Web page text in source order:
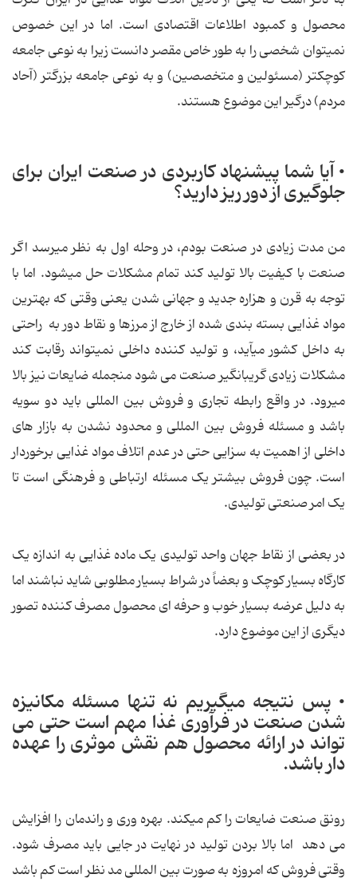
محصول و کمبود اطلاعات اقتصادی است. اما در این خصوص
نمی‏توان شخصی را به طور خاص مقصر دانست زیرا به نوعی جامعه
کوچکتر (مسئولین و متخصصین) و به نوعی جامعه بزرگتر (آحاد
مردم) درگیر این موضوع هستند.
• آیا شما پیشنهاد کاربردی در صنعت ایران برای
جلوگیری از دور ریز دارید؟
من مدت زیادی در صنعت بودم، در وحله اول به نظر می‏رسد اگر
صنعت با کیفیت بالا تولید کند تمام مشکلات حل می‏شود. اما با
توجه به قرن و هزاره جدید و جهانی شدن یعنی وقتی که بهترین
مواد غذایی بسته بندی شده از خارج از مرزها و نقاط دور به راحتی
به داخل کشور می‏آید، و تولید کننده داخلی نمی‏تواند رقابت کند
مشکلات زیادی گریبانگیر صنعت می شود منجمله ضایعات نیز بالا
می‏رود. در واقع رابطه تجاری و فروش بین المللی باید دو سویه
باشد و مسئله فروش بین المللی و محدود نشدن به بازار های
داخلی از اهمیت به سزایی حتی در عدم اتلاف مواد غذایی برخوردار
است. چون فروش بیشتر یک مسئله ارتباطی و فرهنگی است تا
یک امر صنعتی تولیدی.
در بعضی از نقاط جهان واحد تولیدی یک ماده غذایی به اندازه یک
کارگاه بسیار کوچک و بعضاً در شراط بسیار مطلوبی شاید نباشند اما
به دلیل عرضه بسیار خوب و حرفه ای محصول مصرف کننده تصور
دیگری از این موضوع دارد.
• پس نتیجه می‏گیریم نه تنها مسئله مکانیزه
شدن صنعت در فرآوری غذا مهم است حتی می
تواند در ارائه محصول هم نقش موثری را عهده
دار باشد.
رونق صنعت ضایعات را کم می‏کند. بهره وری و راندمان را افزایش
می دهد اما بالا بردن تولید در نهایت در جایی باید مصرف شود.
وقتی فروش که امروزه به صورت بین المللی مد نظر است کم باشد